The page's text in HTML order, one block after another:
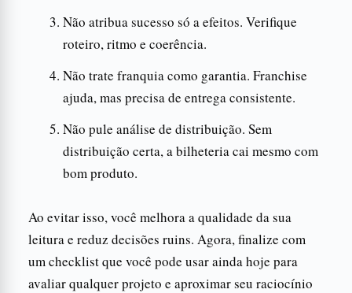
Não atribua sucesso só a efeitos. Verifique
roteiro, ritmo e coerência.
Não trate franquia como garantia. Franchise
ajuda, mas precisa de entrega consistente.
Não pule análise de distribuição. Sem
distribuição certa, a bilheteria cai mesmo com
bom produto.
Ao evitar isso, você melhora a qualidade da sua
leitura e reduz decisões ruins. Agora, finalize com
um checklist que você pode usar ainda hoje para
avaliar qualquer projeto e aproximar seu raciocínio